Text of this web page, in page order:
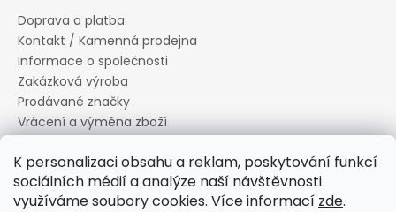
K personalizaci obsahu a reklam, poskytování funkcí
sociálních médií a analýze naší návštěvnosti
využíváme soubory cookies. Více informací zde.
Doprava a platba
Kontakt / Kamenná prodejna
Informace o společnosti
Zakázková výroba
Prodávané značky
Vrácení a výměna zboží
Informace o souborech cookies
Reklamační řád
Obchodní podmínky